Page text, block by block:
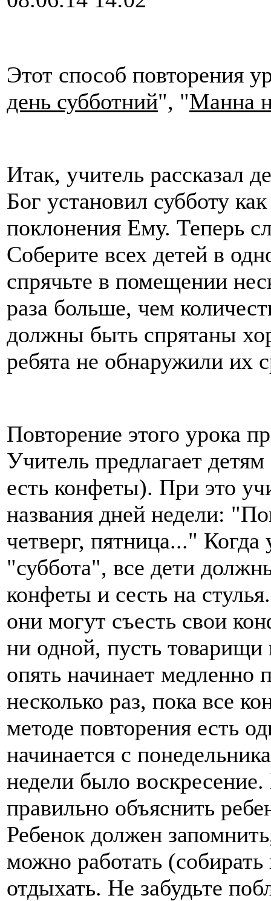
Этот способ повторения
день субботний", "Манна
Итак, учитель рассказал
Бог установил субботу
поклонения Ему. Теперь
Соберите всех детей в
спрячьте в помещении
раза больше, чем
должны быть спрятаны
ребята не обнаружили их
Повторение этого урока
Учитель предлагает
есть конфеты). При это
названия дней недели:
четверг, пятница..." Когда
"суббота", все дети
конфеты и сесть на
они могут съесть свои
ни одной, пусть
опять начинает медленно
несколько раз, пока все
методе повторения есть
начинается с
недели было
правильно объяснить
Ребенок должен
можно работать
отдыхать. Не забудьте